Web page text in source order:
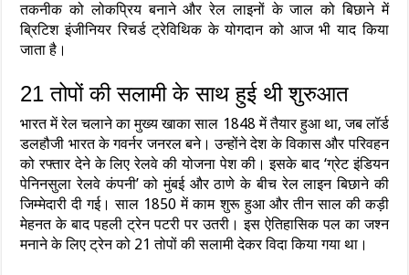
तकनीक को लोकप्रिय बनाने और रेल लाइनों के जाल को बिछाने में
ब्रिटिश इंजीनियर रिचर्ड ट्रेविथिक के योगदान को आज भी याद किया
जाता है।
21 तोपों की सलामी के साथ हुई थी शुरुआत
भारत में रेल चलाने का मुख्य खाका साल 1848 में तैयार हुआ था, जब लॉर्ड
डलहौजी भारत के गवर्नर जनरल बने। उन्होंने देश के विकास और परिवहन
को रफ्तार देने के लिए रेलवे की योजना पेश की। इसके बाद ‘ग्रेट इंडियन
पेनिनसुला रेलवे कंपनी’ को मुंबई और ठाणे के बीच रेल लाइन बिछाने की
जिम्मेदारी दी गई। साल 1850 में काम शुरू हुआ और तीन साल की कड़ी
मेहनत के बाद पहली ट्रेन पटरी पर उतरी। इस ऐतिहासिक पल का जश्न
मनाने के लिए ट्रेन को 21 तोपों की सलामी देकर विदा किया गया था।